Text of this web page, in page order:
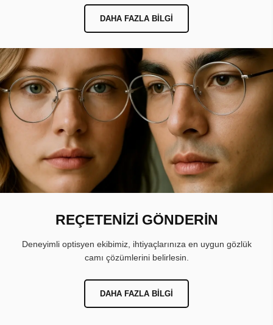
DAHA FAZLA BILGI
REÇETENİZİ GÖNDERİN
Deneyimli optisyen ekibimiz, ihtiyaçlarınıza en uygun gözlük
camı çözümlerini belirlesin.
DAHA FAZLA BILGI